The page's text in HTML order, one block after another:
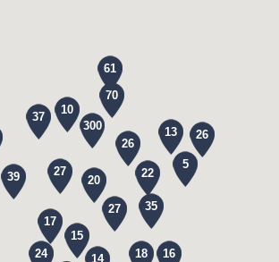
35
70
27
16
26
14
37
17
20
15
22
300
18
24
27
39
13
61
26
10
5